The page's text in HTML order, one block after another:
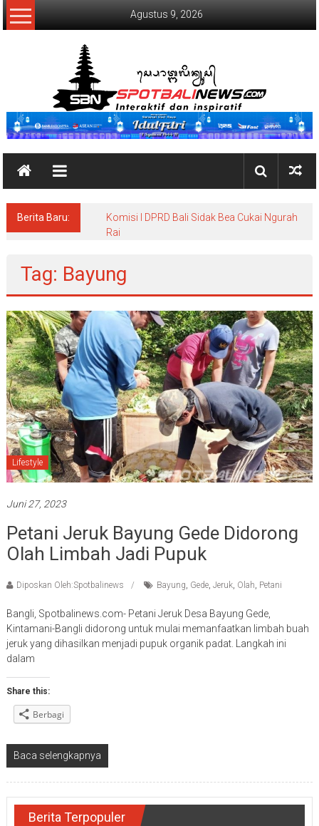
Lompat
ke
Agustus 9, 2026
SpotBaliNews
Berita Baru:
Komisi I DPRD Bali Sidak Bea Cukai Ngurah
Rai
Tag: Bayung
Lifestyle
Juni 27, 2023
Petani Jeruk Bayung Gede Didorong
Olah Limbah Jadi Pupuk
Diposkan Oleh:Spotbalinews Bayung Gede, Jeruk, Olah Petani
Bangli, Spotbalinews.com- Petani Jeruk Desa Bayung Gede,
Kintamani-Bangli didorong untuk mulai memanfaatkan limbah buah
jeruk yang dihasilkan menjadi pupuk organik padat. Langkah ini
dalam
Share this:
Berbagi
Baca selengkapnya
Berita Terpopuler